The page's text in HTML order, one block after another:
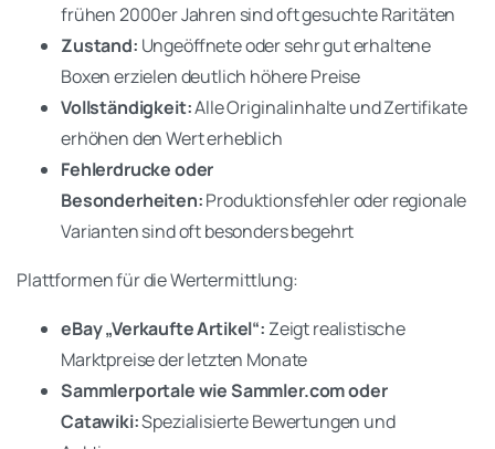
frühen 2000er Jahren sind oft gesuchte Raritäten
Zustand: Ungeöffnete oder sehr gut erhaltene
Boxen erzielen deutlich höhere Preise
Vollständigkeit:Alle Originalinhalte und Zertifikate
erhöhen den Wert erheblich
Fehlerdrucke oder
Besonderheiten:Produktionsfehler oder regionale
Varianten sind oft besonders begehrt
Plattformen für die Wertermittlung:
eBay „Verkaufte Artikel“: Zeigt realistische
Marktpreise der letzten Monate
Sammlerportale wie Sammler.com oder
Catawiki:Spezialisierte Bewertungen und